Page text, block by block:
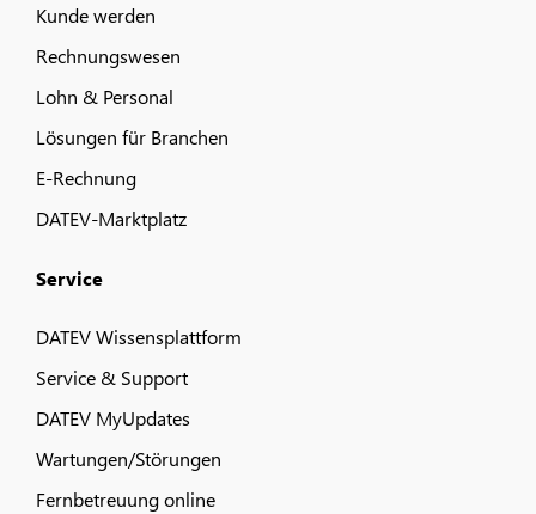
Kunde werden
Rechnungswesen
Lohn & Personal
Lösungen für Branchen
E-Rechnung
DATEV-Marktplatz
Service
DATEV Wissensplattform
Service & Support
DATEV MyUpdates
Wartungen/Störungen
Fernbetreuung online